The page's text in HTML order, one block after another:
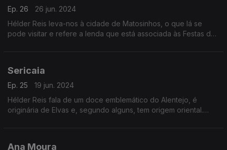
Ep. 26
26 jun. 2024
Hélder Reis leva-nos à cidade de Matosinhos, o que lá se
pode visitar e refere a lenda que está associada às Festas do
Sericaia
Ep. 25
19 jun. 2024
Hélder Reis fala de um doce emblemático do Alentejo, é
originária de Elvas e, segundo alguns, tem origem oriental.
Ana Moura